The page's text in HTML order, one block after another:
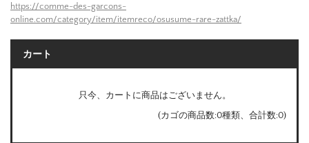
https://comme-des-garcons-
online.com/category/item/itemreco/osusume-rare-zattka/
カート
只今、カートに商品はございません。
(カゴの商品数:0種類、合計数:0)